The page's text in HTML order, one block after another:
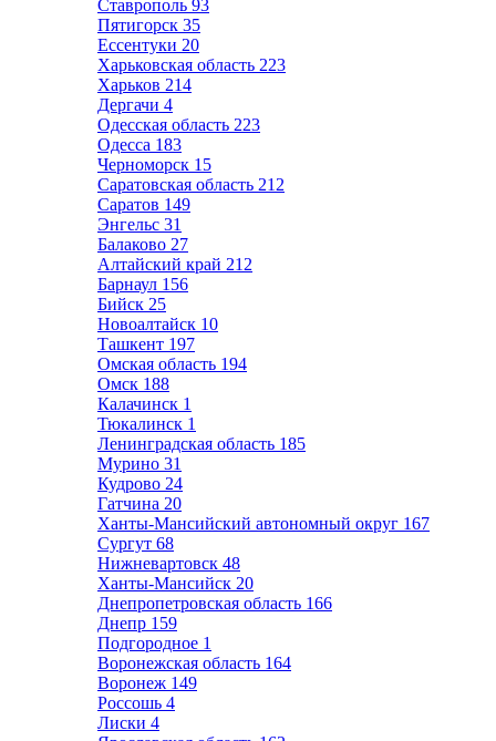
Ставрополь 93
Пятигорск 35
Ессентуки 20
Харьковская область 223
Харьков 214
Дергачи 4
Одесская область 223
Одесса 183
Черноморск 15
Саратовская область 212
Саратов 149
Энгельс 31
Балаково 27
Алтайский край 212
Барнаул 156
Бийск 25
Новоалтайск 10
Ташкент 197
Омская область 194
Омск 188
Калачинск 1
Тюкалинск 1
Ленинградская область 185
Мурино 31
Кудрово 24
Гатчина 20
Ханты-Мансийский автономный округ 167
Сургут 68
Нижневартовск 48
Ханты-Мансийск 20
Днепропетровская область 166
Днепр 159
Подгородное 1
Воронежская область 164
Воронеж 149
Россошь 4
Лиски 4